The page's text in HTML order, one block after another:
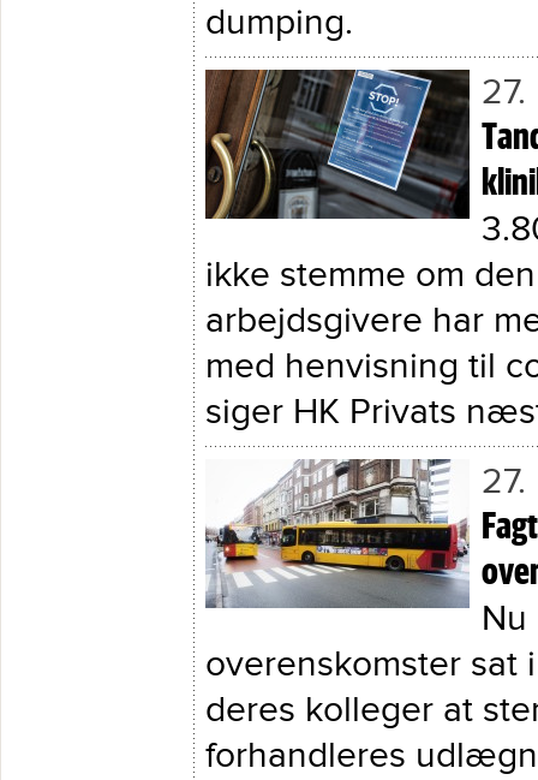
dumping.
ikke stemme om
arbejdsgivere har
med henvisning til
siger HK Privats
overenskomster sat
deres kolleger at
forhandleres